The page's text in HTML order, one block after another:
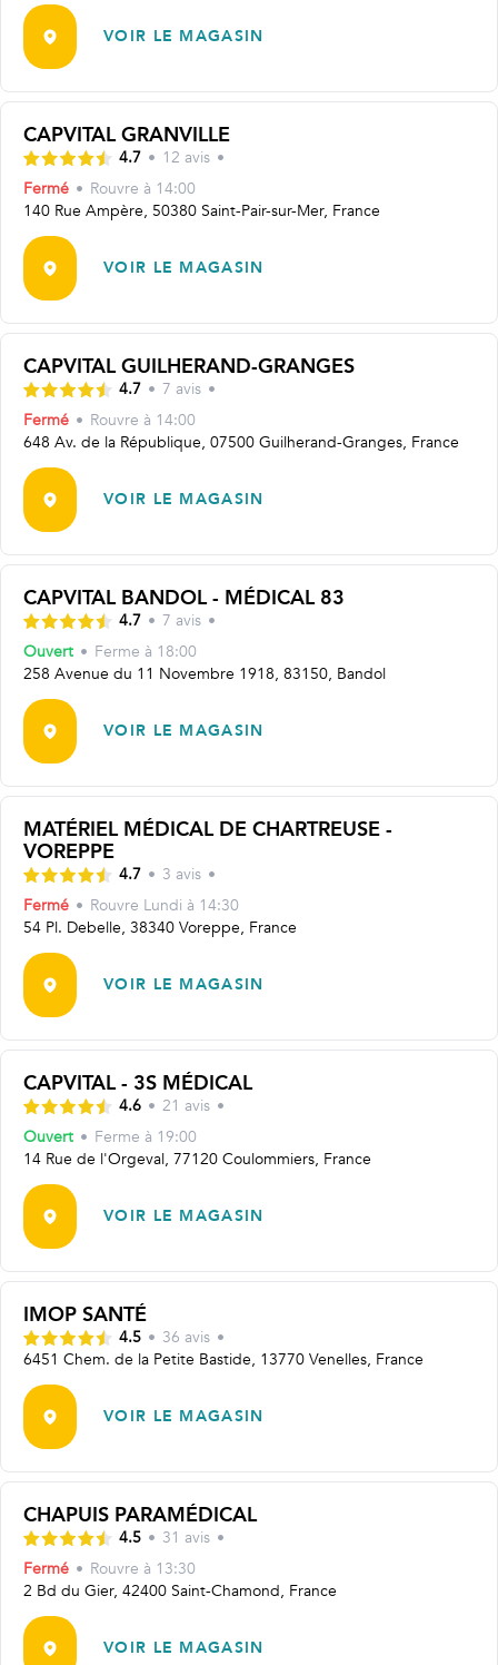
VOIR LE MAGASIN
CAPVITAL GRANVILLE
4.7 • 12 avis •
Fermé • Rouvre à 14:00
140 Rue Ampère, 50380 Saint-Pair-sur-Mer, France
VOIR LE MAGASIN
CAPVITAL GUILHERAND-GRANGES
4.7 • 7 avis •
Fermé • Rouvre à 14:00
648 Av. de la République, 07500 Guilherand-Granges, France
VOIR LE MAGASIN
CAPVITAL BANDOL - MÉDICAL 83
4.7 • 7 avis •
Ouvert • Ferme à 18:00
258 Avenue du 11 Novembre 1918, 83150, Bandol
VOIR LE MAGASIN
MATÉRIEL MÉDICAL DE CHARTREUSE -
VOREPPE
4.7 • 3 avis •
Fermé • Rouvre Lundi à 14:30
54 Pl. Debelle, 38340 Voreppe, France
VOIR LE MAGASIN
CAPVITAL - 3S MÉDICAL
4.6 • 21 avis •
Ouvert • Ferme à 19:00
14 Rue de l'Orgeval, 77120 Coulommiers, France
VOIR LE MAGASIN
IMOP SANTÉ
4.5 • 36 avis •
6451 Chem. de la Petite Bastide, 13770 Venelles, France
VOIR LE MAGASIN
CHAPUIS PARAMÉDICAL
4.5 • 31 avis •
Fermé • Rouvre à 13:30
2 Bd du Gier, 42400 Saint-Chamond, France
VOIR LE MAGASIN